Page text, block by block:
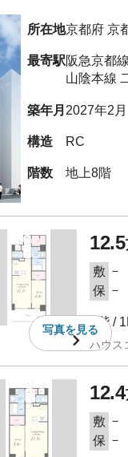
所在地京都府 京
最寄駅阪急京都
山陰本線
築年月 2027年2月
構造 RC
階数 地上8階
写真を見る
12.5
敷 －
保 －
2階 /
ハウス
12.4
敷 －
保 －